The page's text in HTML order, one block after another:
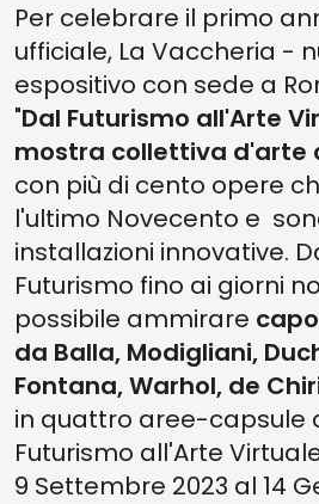
Per celebrare il primo
ufficiale, La Vaccheria -
espositivo con sede a
"Dal Futurismo all'Arte
mostra collettiva d'arte
con più di cento opere
l'ultimo Novecento e
installazioni innovative.
Futurismo fino ai giorni
possibile ammirare
da Balla, Modigliani,
Fontana, Warhol, de
in quattro aree-capsule
Futurismo all'Arte
9 Settembre 2023 al 14